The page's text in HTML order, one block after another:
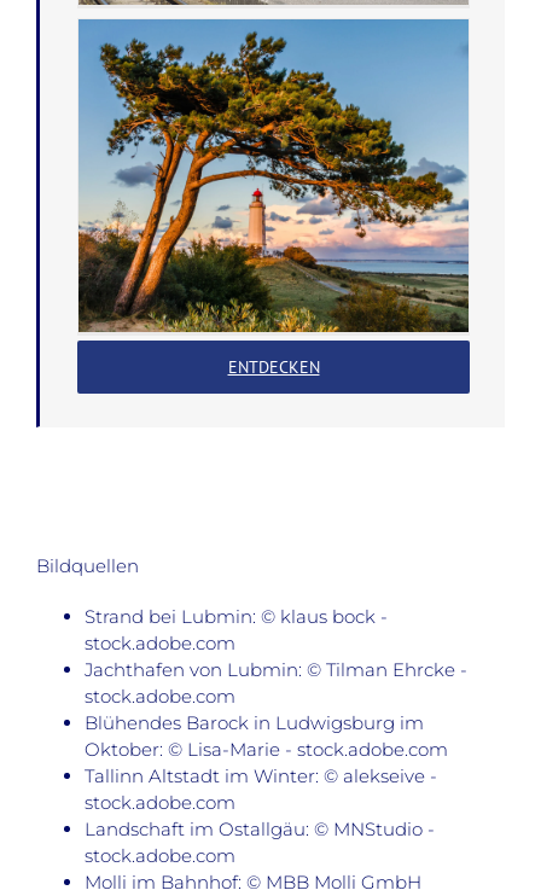
ENTDECKEN
Bildquellen
Strand bei Lubmin: © klaus bock -
stock.adobe.com
Jachthafen von Lubmin: © Tilman Ehrcke -
stock.adobe.com
Blühendes Barock in Ludwigsburg im
Oktober: © Lisa-Marie - stock.adobe.com
Tallinn Altstadt im Winter: © alekseive -
stock.adobe.com
Landschaft im Ostallgäu: © MNStudio -
stock.adobe.com
Molli im Bahnhof: © MBB Molli GmbH